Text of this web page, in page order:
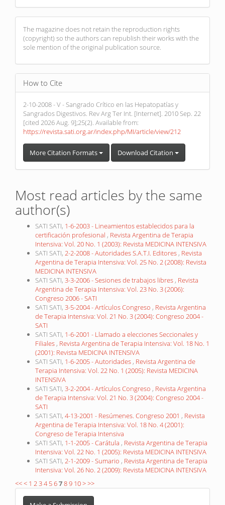
The magazine does not retain the reproduction rights
(copyright) so the authors can republish their works with the
sole mention of the original publication source.
How to Cite
2-10-2008 - V - Sangrado Crítico en las Hepatopatías y
Sangrados Digestivos. Rev Arg Ter Int. [Internet]. 2010 Sep. 22
[cited 2026 Aug. 9];25(2). Available from:
https://revista.sati.org.ar/index.php/MI/article/view/212
More Citation Formats Download Citation
Most read articles by the same
author(s)
SATI SATI, 1-6-2003 - Lineamientos establecidos para la
certificación profesional , Revista Argentina de Terapia
Intensiva: Vol. 20 No. 1 (2003): Revista MEDICINA INTENSIVA
SATI SATI, 2-2-2008 - Autoridades S.A.T.I. Editores , Revista
Argentina de Terapia Intensiva: Vol. 25 No. 2 (2008): Revista
MEDICINA INTENSIVA
SATI SATI, 3-3-2006 - Sesiones de trabajos libres , Revista
Argentina de Terapia Intensiva: Vol. 23 No. 3 (2006):
Congreso 2006 - SATI
SATI SATI, 3-5-2004 - Artículos Congreso , Revista Argentina
de Terapia Intensiva: Vol. 21 No. 3 (2004): Congreso 2004 -
SATI
SATI SATI, 1-6-2001 - Llamado a elecciones Seccionales y
Filiales , Revista Argentina de Terapia Intensiva: Vol. 18 No. 1
(2001): Revista MEDICINA INTENSIVA
SATI SATI, 1-6-2005 - Autoridades , Revista Argentina de
Terapia Intensiva: Vol. 22 No. 1 (2005): Revista MEDICINA
INTENSIVA
SATI SATI, 3-2-2004 - Artículos Congreso , Revista Argentina
de Terapia Intensiva: Vol. 21 No. 3 (2004): Congreso 2004 -
SATI
SATI SATI, 4-13-2001 - Resúmenes. Congreso 2001 , Revista
Argentina de Terapia Intensiva: Vol. 18 No. 4 (2001):
Congreso de Terapia Intensiva
SATI SATI, 1-1-2005 - Carátula , Revista Argentina de Terapia
Intensiva: Vol. 22 No. 1 (2005): Revista MEDICINA INTENSIVA
SATI SATI, 2-1-2009 - Sumario , Revista Argentina de Terapia
Intensiva: Vol. 26 No. 2 (2009): Revista MEDICINA INTENSIVA
<<< 1 2 34 56789 10>>>
Make